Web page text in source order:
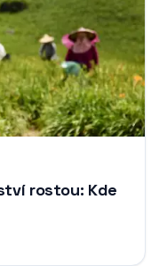
rostou: Kde